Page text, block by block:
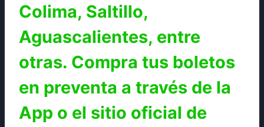
Colima, Saltillo,
Aguascalientes, entre
otras. Compra tus boletos
en preventa a través de la
App o el sitio oficial de